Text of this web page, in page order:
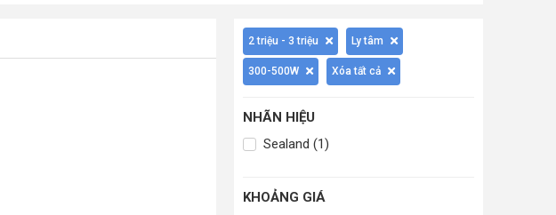
2 triệu - 3 triệu Ly tâm
300-500W Xóa tất cả
NHÃN HIỆU
Sealand (1)
KHOẢNG GIÁ